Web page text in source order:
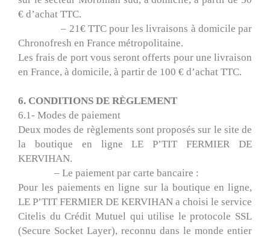
€ d’achat TTC.
– 21€ TTC pour les livraisons à domicile par
Chronofresh en France métropolitaine.
Les frais de port vous seront offerts pour une livraison
en France, à domicile, à partir de 100 € d’achat TTC.
6. CONDITIONS DE RÈGLEMENT
6.1- Modes de paiement
Deux modes de règlements sont proposés sur le site de
la boutique en ligne LE P’TIT FERMIER DE
KERVIHAN.
– Le paiement par carte bancaire :
Pour les paiements en ligne sur la boutique en ligne,
LE P’TIT FERMIER DE KERVIHAN a choisi le service
Citelis du Crédit Mutuel qui utilise le protocole SSL
(Secure Socket Layer), reconnu dans le monde entier